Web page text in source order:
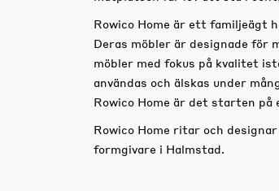
Rowico Home är ett familjeägt
Deras möbler är designade för
möbler med fokus på kvalitet
användas och älskas under
Rowico Home är det starten
Rowico Home ritar och
formgivare i Halmstad.